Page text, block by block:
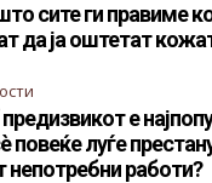
сите ги правиме
да ја оштетат
предизвикот е
повеќе луѓе
непотребни работи?